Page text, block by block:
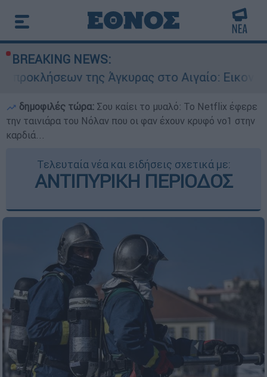
BREAKING NEWS:
Άγκυρας στο Αιγαίο: Εικονική αερομαχία
δημοφιλές τώρα: Σου καίει το μυαλό: Το Netflix έφερε
την ταινιάρα του Νόλαν που οι φαν έχουν κρυφό νο1 στην
καρδιά...
Τελευταία νέα και ειδήσεις σχετικά με:
ΑΝΤΙΠΥΡΙΚΗ ΠΕΡΙΟΔΟΣ